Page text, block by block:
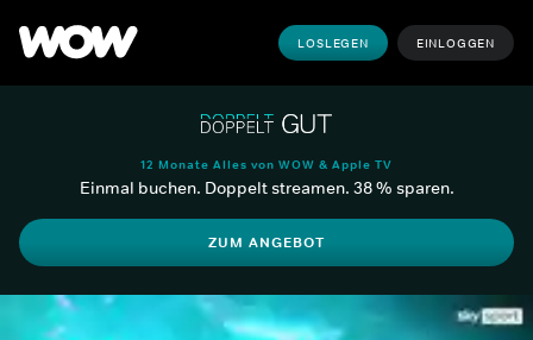
LOSLEGEN EINLOGGEN
12 Monate Alles von WOW & Apple TV
Einmal buchen. Doppelt streamen. 38 % sparen.
ZUM ANGEBOT